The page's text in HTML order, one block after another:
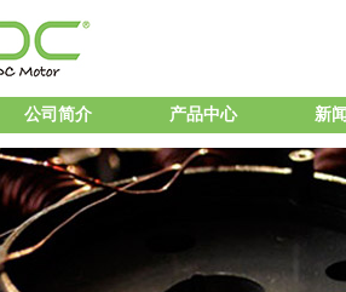
公司简介 产品中心 新